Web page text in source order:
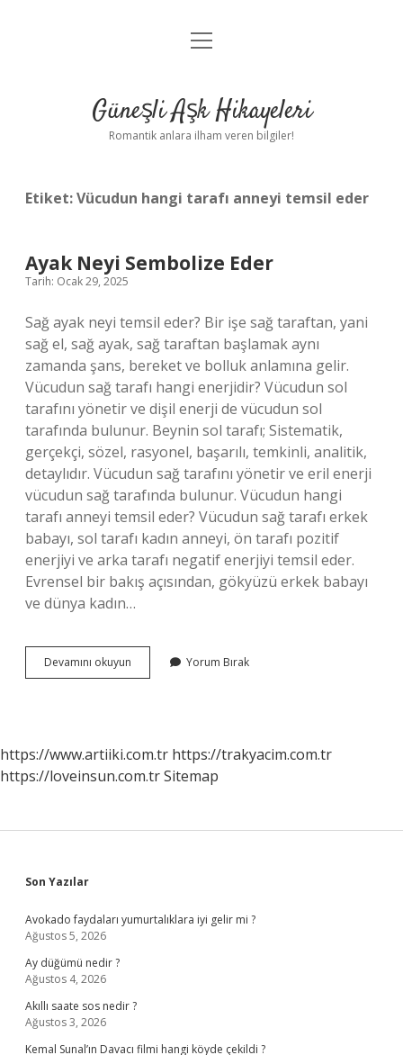
Anasayfa
Yasal Uyarı
menüyü
Güneşli Aşk Hikayeleri
Romantik anlara ilham veren bilgiler!
Etiket:Vücudun hangi tarafı anneyi temsil eder
Ayak Neyi Sembolize Eder
Tarih: Ocak 29, 2025
Sağ ayak neyi temsil eder? Bir işe sağ taraftan, yani
sağ el, sağ ayak, sağ taraftan başlamak aynı
zamanda şans, bereket ve bolluk anlamına gelir.
Vücudun sağ tarafı hangi enerjidir? Vücudun sol
tarafını yönetir ve dişil enerji de vücudun sol
tarafında bulunur. Beynin sol tarafı; Sistematik,
gerçekçi, sözel, rasyonel, başarılı, temkinli, analitik,
detaylıdır. Vücudun sağ tarafını yönetir ve eril enerji
vücudun sağ tarafında bulunur. Vücudun hangi
tarafı anneyi temsil eder? Vücudun sağ tarafı erkek
babayı, sol tarafı kadın anneyi, ön tarafı pozitif
enerjiyi ve arka tarafı negatif enerjiyi temsil eder.
Evrensel bir bakış açısından, gökyüzü erkek babayı
ve dünya kadın…
Devamını okuyun
Neyi
Yorum Bırak
https://www.artiiki.com.tr https://trakyacim.com.tr
https://loveinsun.com.trSitemap
Sidebar
Son Yazılar
Avokado faydaları yumurtalıklara iyi gelir mi ?
Ağustos 5, 2026
Ay düğümü nedir ?
Ağustos 4, 2026
Akıllı saate sos nedir ?
Ağustos 3, 2026
Kemal Sunal’ın Davacı filmi hangi köyde çekildi ?